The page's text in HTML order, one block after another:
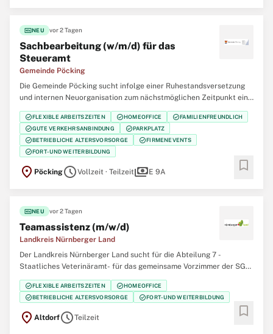
fiber_newNEU vor 2 Tagen
Sachbearbeitung (w/m/d) für das
Steueramt
Gemeinde Pöcking
Die Gemeinde Pöcking sucht infolge einer Ruhestandsversetzung
und internen Neuorganisation zum nächstmöglichen Zeitpunkt eine
Sachbearbeitung (w/m/d) für das Steueramt - in Vollzeit oder
Teilzeit - Sie prüfen steuerliche Sachverhalte gerne sorgfältig,
treffen nachvollziehbare
check_circleFLEXIBLE ARBEITSZEITEN check_circleHOMEOFFICE check_circleFAMILIENFREUNDLICH
check_circleGUTE VERKEHRSANBINDUNG check_circlePARKPLATZ
check_circleBETRIEBLICHE ALTERSVORSORGE check_circleFIRMENEVENTS
check_circleFORT- UND WEITERBILDUNG
location_on PöckingscheduleVollzeit · TeilzeitpaymentsE 9A bookmark
fiber_newNEU vor 2 Tagen
Teamassistenz (m/w/d)
Landkreis Nürnberger Land
Der Landkreis Nürnberger Land sucht für die Abteilung 7 -
Staatliches Veterinäramt- für das gemeinsame Vorzimmer der SG
71 Veterinärwesen und SG 72 Lebensmittelüberwachung und
Verbraucherschutz zum nächstmöglichen Zeitpunkt eine
Teamassistenz (m/w/d) in Teilzeit mit 23 Wochenstunden,
check_circleFLEXIBLE ARBEITSZEITEN check_circleHOMEOFFICE
check_circleBETRIEBLICHE ALTERSVORSORGE check_circleFORT- UND WEITERBILDUNG
location_on AltdorfscheduleTeilzeit bookmark